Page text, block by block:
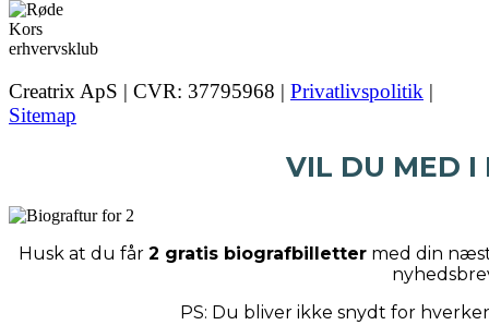
Creatrix ApS | CVR: 37795968 | Privatlivspolitik |
Sitemap
VIL DU MED I
Husk at du får 2 gratis biografbillettermed din
PS: Du bliver ikke snydt for